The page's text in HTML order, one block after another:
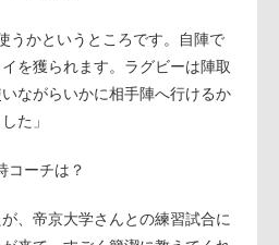
うかというところです。自陣で
を獲られます。ラグビーは陣取
ながらいかに相手陣へ行けるか
た」
コーチは？
、帝京大学さんとの練習試合に